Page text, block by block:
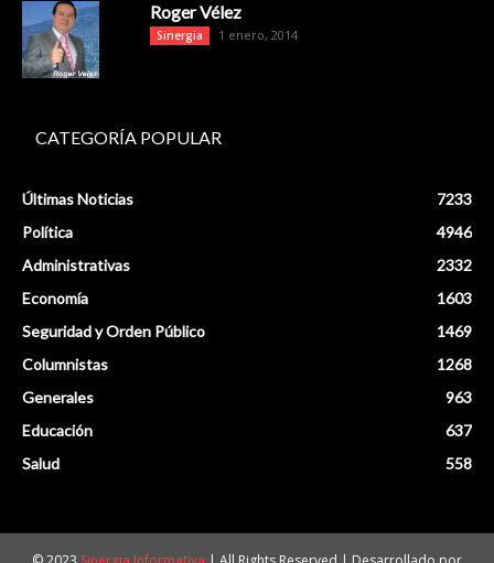
Roger Vélez
Sinergia 1 enero, 2014
CATEGORÍA POPULAR
Últimas Noticias
7233
Política
4946
Administrativas
2332
Economía
1603
Seguridad y Orden Público
1469
Columnistas
1268
Generales
963
Educación
637
Salud
558